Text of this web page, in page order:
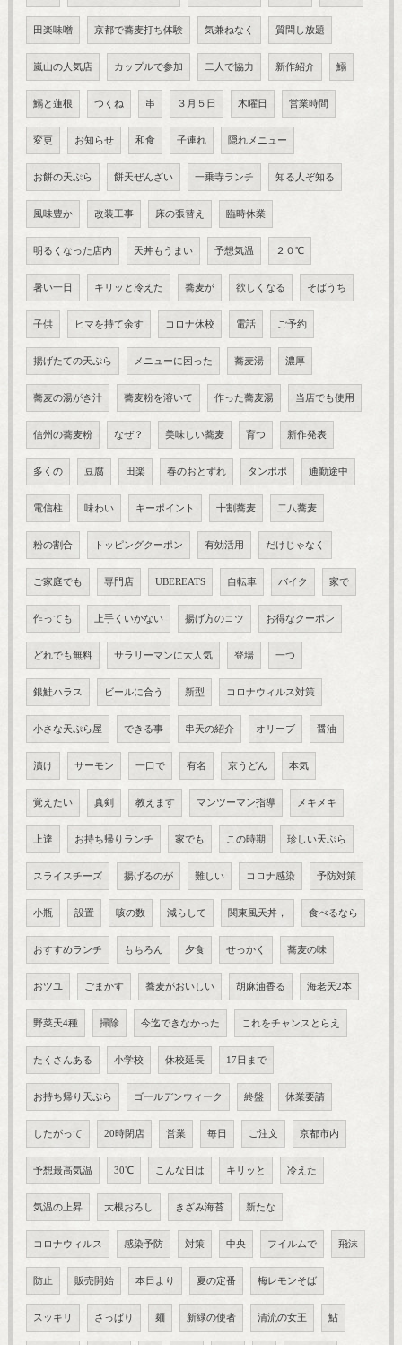
田楽味噌 京都で蕎麦打ち体験 気兼ねなく 質問し放題
嵐山の人気店 カップルで参加 二人で協力 新作紹介 鰯
鰯と蓮根 つくね 串 ３月５日 木曜日 営業時間
変更 お知らせ 和食 子連れ 隠れメニュー
お餅の天ぷら 餅天ぜんざい 一乗寺ランチ 知る人ぞ知る
風味豊か 改装工事 床の張替え 臨時休業
明るくなった店内 天丼もうまい 予想気温 ２０℃
暑い一日 キリッと冷えた 蕎麦が 欲しくなる そばうち
子供 ヒマを持て余す コロナ休校 電話 ご予約
揚げたての天ぷら メニューに困った 蕎麦湯 濃厚
蕎麦の湯がき汁 蕎麦粉を溶いて 作った蕎麦湯 当店でも使用
信州の蕎麦粉 なぜ？ 美味しい蕎麦 育つ 新作発表
多くの 豆腐 田楽 春のおとずれ タンポポ 通勤途中
電信柱 味わい キーポイント 十割蕎麦 二八蕎麦
粉の割合 トッピングクーポン 有効活用 だけじゃなく
ご家庭でも 専門店 UBEREATS 自転車 バイク 家で
作っても 上手くいかない 揚げ方のコツ お得なクーポン
どれでも無料 サラリーマンに大人気 登場 一つ
銀鮭ハラス ビールに合う 新型 コロナウィルス対策
小さな天ぷら屋 できる事 串天の紹介 オリーブ 醤油
漬け サーモン 一口で 有名 京うどん 本気
覚えたい 真剣 教えます マンツーマン指導 メキメキ
上達 お持ち帰りランチ 家でも この時期 珍しい天ぷら
スライスチーズ 揚げるのが 難しい コロナ感染 予防対策
小瓶 設置 咳の数 減らして 関東風天丼， 食べるなら
おすすめランチ もちろん 夕食 せっかく 蕎麦の味
おツユ ごまかす 蕎麦がおいしい 胡麻油香る 海老天2本
野菜天4種 掃除 今迄できなかった これをチャンスとらえ
たくさんある 小学校 休校延長 17日まで
お持ち帰り天ぷら ゴールデンウィーク 終盤 休業要請
したがって 20時閉店 営業 毎日 ご注文 京都市内
予想最高気温 30℃ こんな日は キリッと 冷えた
気温の上昇 大根おろし きざみ海苔 新たな
コロナウィルス 感染予防 対策 中央 フイルムで 飛沫
防止 販売開始 本日より 夏の定番 梅レモンそば
スッキリ さっぱり 麺 新緑の使者 清流の女王 鮎